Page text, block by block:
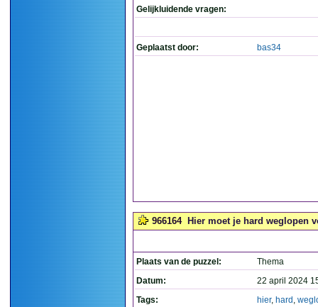
Gelijkluidende vragen:
Geplaatst door: bas34
966164 Hier moet je hard weglopen
Plaats van de puzzel:
Thema
Datum:
22 april 2024
Tags:
hier, hard ,